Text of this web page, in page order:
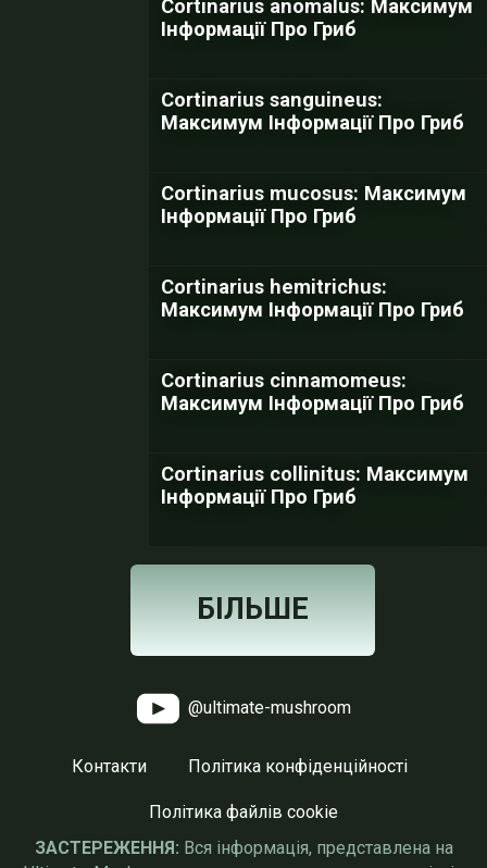
Cortinarius anomalus: Максимум
Інформації Про Гриб
Cortinarius sanguineus:
Максимум Інформації Про Гриб
Cortinarius mucosus: Максимум
Інформації Про Гриб
Cortinarius hemitrichus:
Максимум Інформації Про Гриб
Cortinarius cinnamomeus:
Максимум Інформації Про Гриб
Cortinarius collinitus: Максимум
Інформації Про Гриб
БІЛЬШЕ
@ultimate-mushroom
Контакти Політика конфіденційності
Політика файлів cookie
ЗАСТЕРЕЖЕННЯ: Вся інформація, представлена на